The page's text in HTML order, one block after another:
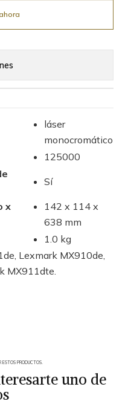
láser
monocromático
125000
Sí
x
142 x 114 x
638 mm
1.0 kg
Lexmark MX910de,
MX911dte.
ESTOS PRODUCTOS.
uno de